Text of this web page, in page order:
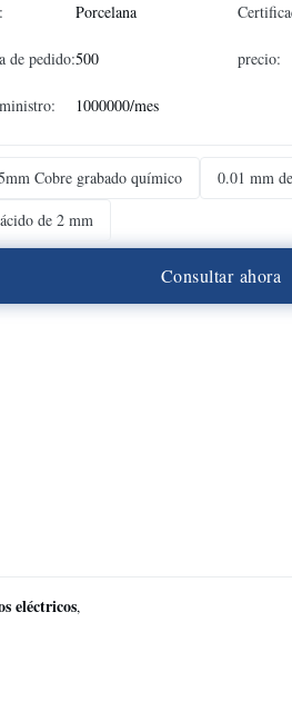
Porcelana
de pedido:500 precio:
1000000/mes
Cobre grabado químico
0.01 mm
de 2 mm
Consultar ahora
eléctricos,